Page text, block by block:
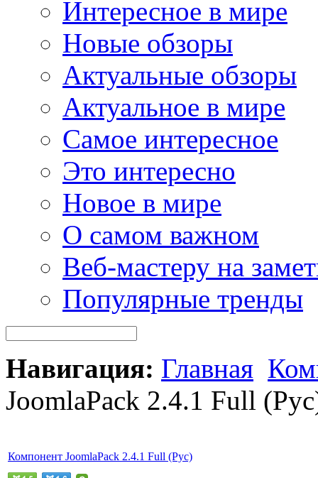
Интересное в мире
Новые обзоры
Актуальные обзоры
Актуальное в мире
Самое интересное
Это интересно
Новое в мире
О самом важном
Веб-мастеру на
Популярные тренды
Навигация: Главная
JoomlaPack 2.4.1 Full
Компонент JoomlaPack 2.4.1 Full (Рус)